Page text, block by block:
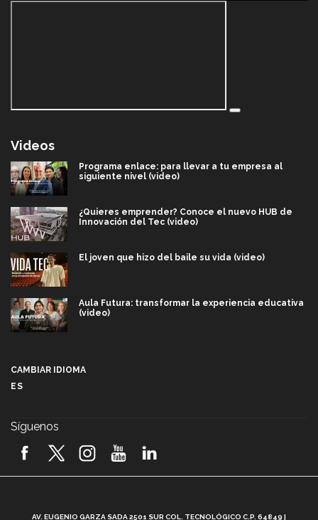
Videos
Programa enlace: para llevar a tu empresa al
siguiente nivel (video)
¿Quieres emprender? Conoce el nuevo HUB de
Innovación del Tec (video)
El joven que hizo del baile su vida (video)
Aula Futura: transformar la experiencia educativa
(video)
2026! (video)
CAMBIAR IDIOMA
ES
Síguenos
AV. EUGENIO GARZA SADA 2501 SUR COL. TECNOLÓGICO C.P. 64849 |